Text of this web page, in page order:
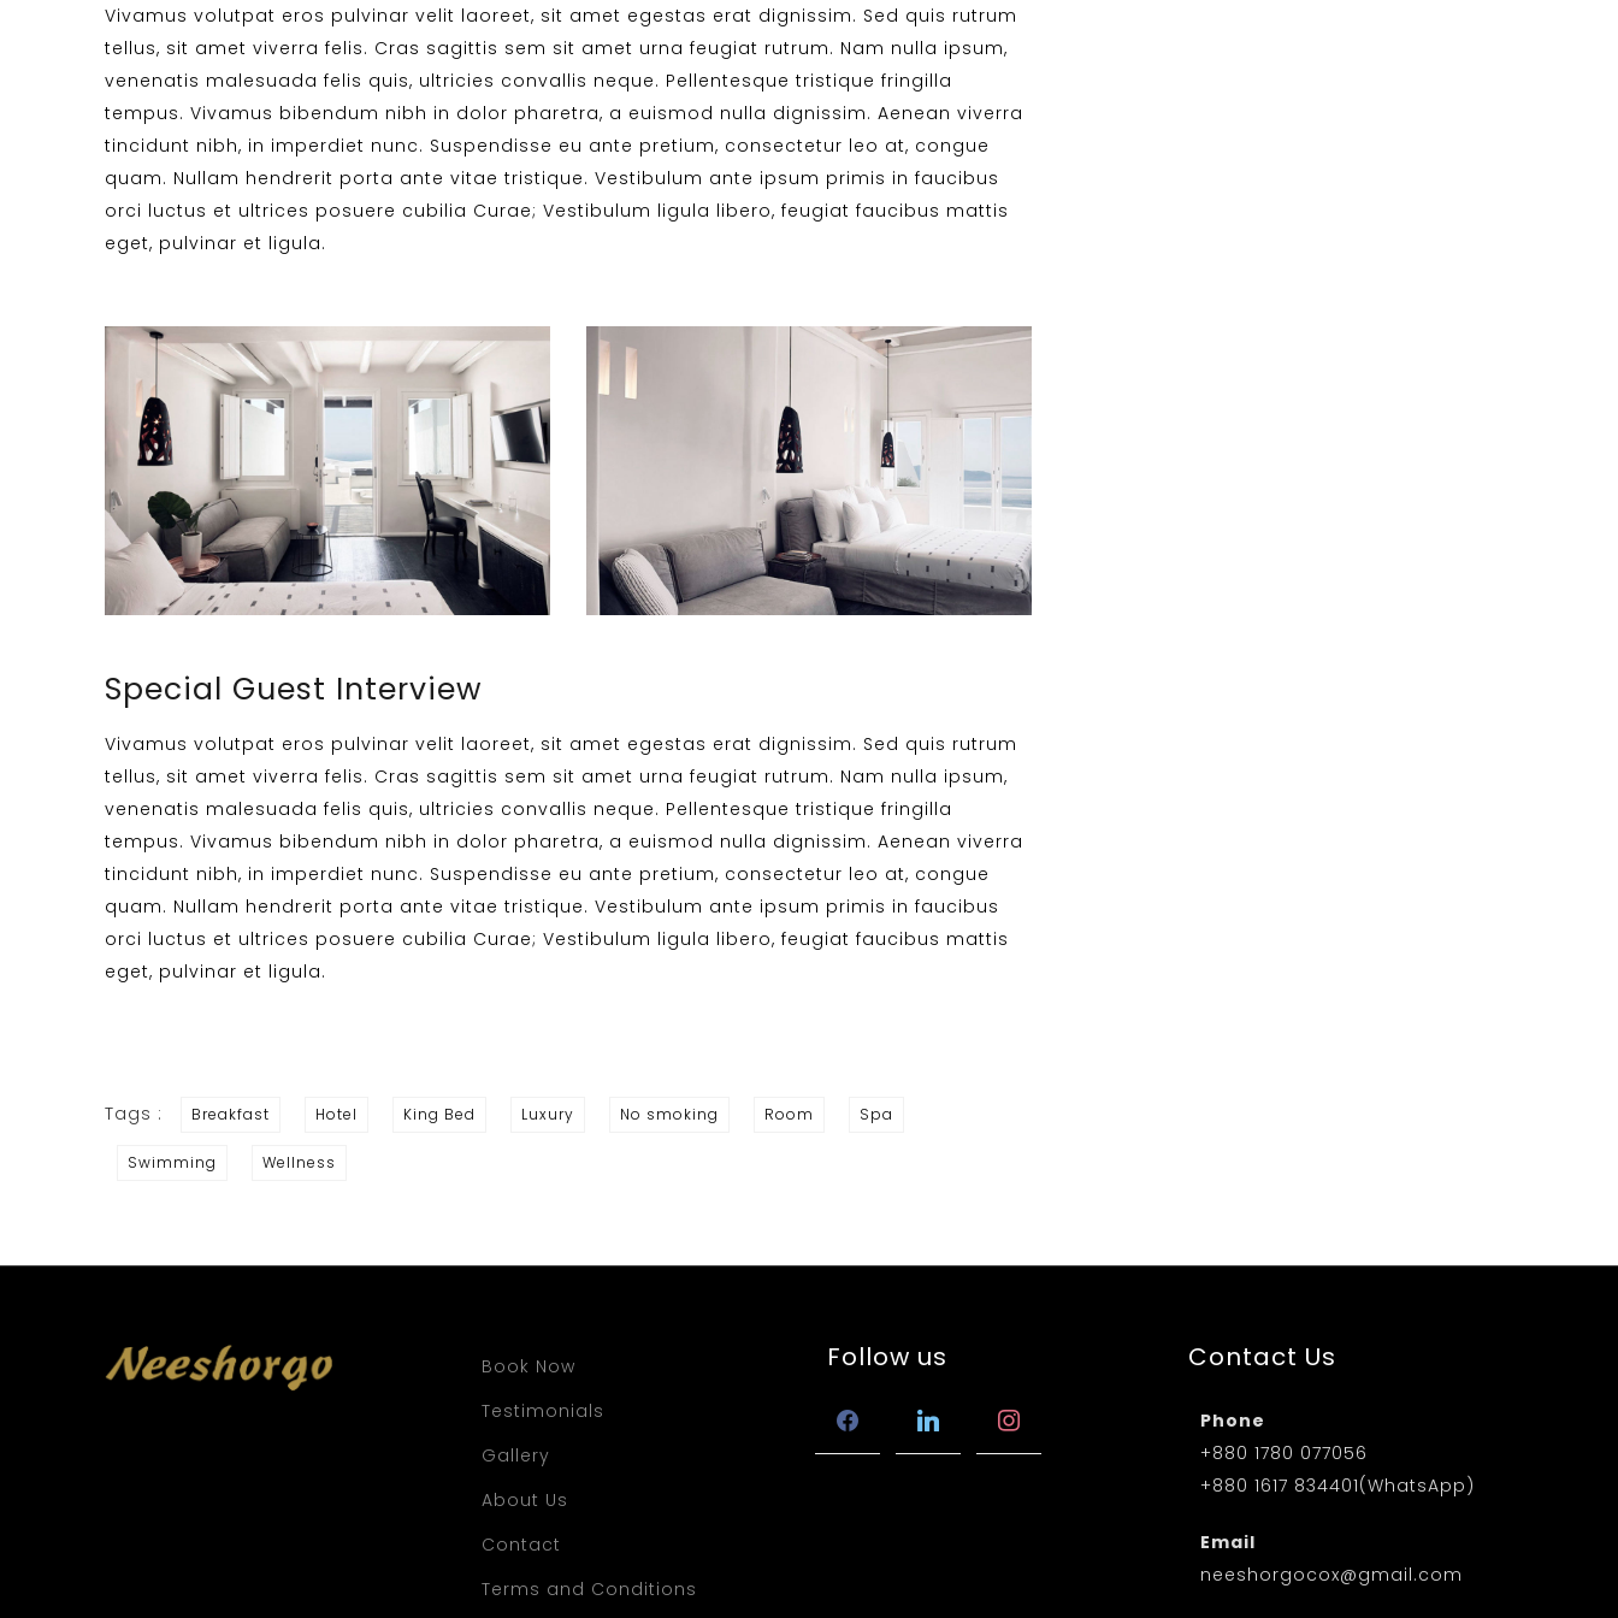
Vivamus volutpat eros pulvinar velit laoreet, sit amet egestas erat dignissim. Sed quis rutrum
tellus, sit amet viverra felis. Cras sagittis sem sit amet urna feugiat rutrum. Nam nulla ipsum,
venenatis malesuada felis quis, ultricies convallis neque. Pellentesque tristique fringilla
tempus. Vivamus bibendum nibh in dolor pharetra, a euismod nulla dignissim. Aenean viverra
tincidunt nibh, in imperdiet nunc. Suspendisse eu ante pretium, consectetur leo at, congue
quam. Nullam hendrerit porta ante vitae tristique. Vestibulum ante ipsum primis in faucibus
orci luctus et ultrices posuere cubilia Curae; Vestibulum ligula libero, feugiat faucibus mattis
eget, pulvinar et ligula.
Special Guest Interview
Vivamus volutpat eros pulvinar velit laoreet, sit amet egestas erat dignissim. Sed quis rutrum
tellus, sit amet viverra felis. Cras sagittis sem sit amet urna feugiat rutrum. Nam nulla ipsum,
venenatis malesuada felis quis, ultricies convallis neque. Pellentesque tristique fringilla
tempus. Vivamus bibendum nibh in dolor pharetra, a euismod nulla dignissim. Aenean viverra
tincidunt nibh, in imperdiet nunc. Suspendisse eu ante pretium, consectetur leo at, congue
quam. Nullam hendrerit porta ante vitae tristique. Vestibulum ante ipsum primis in faucibus
orci luctus et ultrices posuere cubilia Curae; Vestibulum ligula libero, feugiat faucibus mattis
eget, pulvinar et ligula.
Tags : Breakfast Hotel King Bed Luxury No smoking Room Spa
Swimming Wellness
Book Now
Testimonials
Gallery
About Us
Contact
Terms and Conditions
Follow us
facebooklinkedin instagram
Contact Us
Phone
+880 1780 077056
+880 1617 834401(WhatsApp)
Email
neeshorgocox@gmail.com